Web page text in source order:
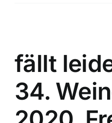
fällt
34.